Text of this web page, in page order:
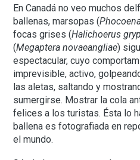
En Canadá no veo muchos
ballenas, marsopas (
focas grises (Halichoerus
(Megaptera novaeangliae)
espectacular, cuyo
imprevisible, activo,
las aletas, saltando y
sumergirse. Mostrar la cola
felices a los turistas. Ésta lo
ballena es fotografiada en
el mundo.